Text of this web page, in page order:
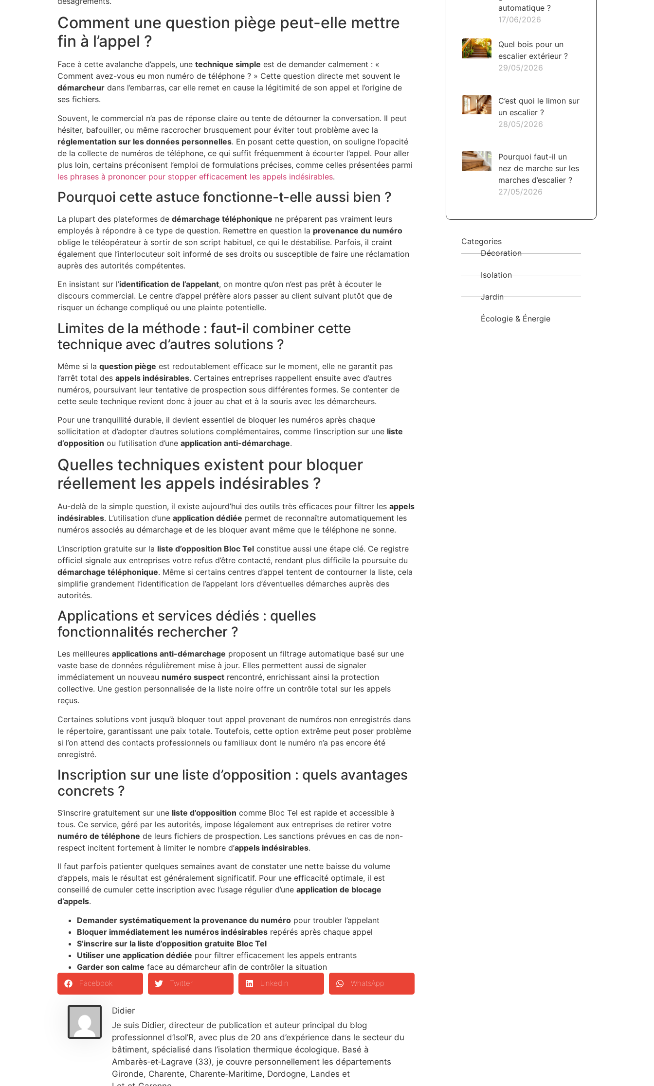
Comment une question piège peut-elle mettre
fin à l’appel ?
Face à cette avalanche d’appels, une technique simple est de demander calmement : «
Comment avez-vous eu mon numéro de téléphone ? » Cette question directe met souvent le
démarcheur dans l’embarras, car elle remet en cause la légitimité de son appel et l’origine de
ses fichiers.
Souvent, le commercial n’a pas de réponse claire ou tente de détourner la conversation. Il peut
hésiter, bafouiller, ou même raccrocher brusquement pour éviter tout problème avec la
réglementation sur les données personnelles. En posant cette question, on souligne l’opacité
de la collecte de numéros de téléphone, ce qui suffit fréquemment à écourter l’appel. Pour aller
plus loin, certains préconisent l’emploi de formulations précises, comme celles présentées parmi
les phrases à prononcer pour stopper efficacement les appels indésirables.
Pourquoi cette astuce fonctionne-t-elle aussi bien ?
La plupart des plateformes de démarchage téléphonique ne préparent pas vraiment leurs
employés à répondre à ce type de question. Remettre en question la provenance du numéro
oblige le téléopérateur à sortir de son script habituel, ce qui le déstabilise. Parfois, il craint
également que l’interlocuteur soit informé de ses droits ou susceptible de faire une réclamation
auprès des autorités compétentes.
En insistant sur l’identification de l’appelant, on montre qu’on n’est pas prêt à écouter le
discours commercial. Le centre d’appel préfère alors passer au client suivant plutôt que de
risquer un échange compliqué ou une plainte potentielle.
Limites de la méthode : faut-il combiner cette
technique avec d’autres solutions ?
Même si la question piège est redoutablement efficace sur le moment, elle ne garantit pas
l’arrêt total des appels indésirables. Certaines entreprises rappellent ensuite avec d’autres
numéros, poursuivant leur tentative de prospection sous différentes formes. Se contenter de
cette seule technique revient donc à jouer au chat et à la souris avec les démarcheurs.
Pour une tranquillité durable, il devient essentiel de bloquer les numéros après chaque
sollicitation et d’adopter d’autres solutions complémentaires, comme l’inscription sur une liste
d’opposition ou l’utilisation d’une application anti-démarchage.
Quelles techniques existent pour bloquer
réellement les appels indésirables ?
Au-delà de la simple question, il existe aujourd’hui des outils très efficaces pour filtrer les appels
indésirables. L’utilisation d’une application dédiée permet de reconnaître automatiquement les
numéros associés au démarchage et de les bloquer avant même que le téléphone ne sonne.
L’inscription gratuite sur la liste d’opposition Bloc Tel constitue aussi une étape clé. Ce registre
officiel signale aux entreprises votre refus d’être contacté, rendant plus difficile la poursuite du
démarchage téléphonique. Même si certains centres d’appel tentent de contourner la liste, cela
simplifie grandement l’identification de l’appelant lors d’éventuelles démarches auprès des
autorités.
Applications et services dédiés : quelles
fonctionnalités rechercher ?
Les meilleures applications anti-démarchage proposent un filtrage automatique basé sur une
vaste base de données régulièrement mise à jour. Elles permettent aussi de signaler
immédiatement un nouveau numéro suspect rencontré, enrichissant ainsi la protection
collective. Une gestion personnalisée de la liste noire offre un contrôle total sur les appels
reçus.
Certaines solutions vont jusqu’à bloquer tout appel provenant de numéros non enregistrés dans
le répertoire, garantissant une paix totale. Toutefois, cette option extrême peut poser problème
si l’on attend des contacts professionnels ou familiaux dont le numéro n’a pas encore été
enregistré.
Inscription sur une liste d’opposition : quels avantages
concrets ?
S’inscrire gratuitement sur une liste d’opposition comme Bloc Tel est rapide et accessible à
tous. Ce service, géré par les autorités, impose légalement aux entreprises de retirer votre
numéro de téléphone de leurs fichiers de prospection. Les sanctions prévues en cas de non-
respect incitent fortement à limiter le nombre d’appels indésirables.
Il faut parfois patienter quelques semaines avant de constater une nette baisse du volume
d’appels, mais le résultat est généralement significatif. Pour une efficacité optimale, il est
conseillé de cumuler cette inscription avec l’usage régulier d’une application de blocage
d’appels.
Demander systématiquement la provenance du numéro pour troubler l’appelant
Bloquer immédiatement les numéros indésirables repérés après chaque appel
S’inscrire sur la liste d’opposition gratuite Bloc Tel
Utiliser une application dédiée pour filtrer efficacement les appels entrants
Garder son calme face au démarcheur afin de contrôler la situation
Facebook Twitter LinkedIn WhatsApp
Didier
Je suis Didier, directeur de publication et auteur principal du blog
professionnel d’Isol’R, avec plus de 20 ans d’expérience dans le secteur du
bâtiment, spécialisé dans l’isolation thermique écologique. Basé à
Ambarès‑et‑Lagrave (33), je couvre personnellement les départements
Gironde, Charente, Charente‑Maritime, Dordogne, Landes et
automatique ?
17/06/2026
Quel bois pour un
escalier extérieur ?
29/05/2026
C’est quoi le limon sur
un escalier ?
28/05/2026
Pourquoi faut-il un
nez de marche sur les
marches d’escalier ?
27/05/2026
Categories
Décoration
Isolation
Jardin
Écologie & Énergie